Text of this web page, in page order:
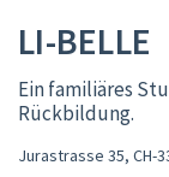
LI-BELLE
Ein familiäres
Rückbildung.
Jurastrasse 35, CH-